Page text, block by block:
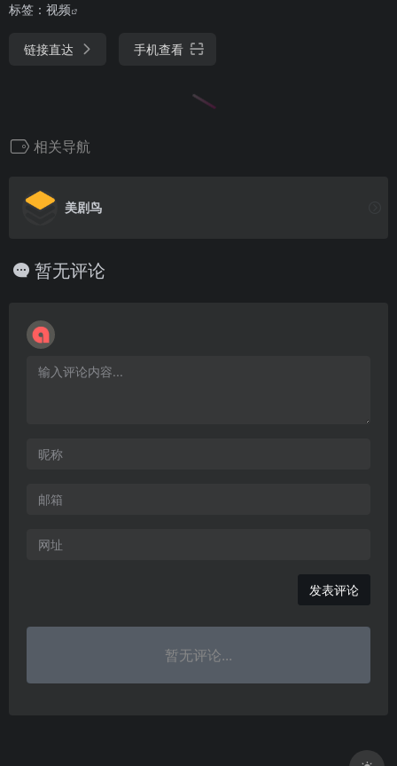
标签： 视频
链接直达 手机查看
相关导航
美剧鸟
暂无评论
暂无评论...